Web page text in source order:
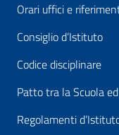
Orari uffici e
Consiglio d’Istituto
Codice disciplinare
Patto tra la Scuola
Regolamenti